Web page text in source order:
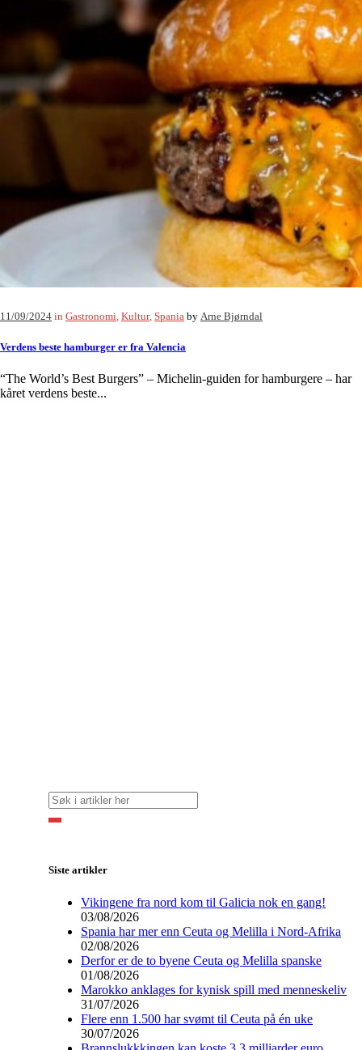
11/09/2024 in Gastronomi, Kultur, Spania by Arne Bjørndal
Verdens beste hamburger er fra Valencia
“The World’s Best Burgers” – Michelin-guiden for hamburgere – har
kåret verdens beste...
Siste artikler
Vikingene fra nord kom til Galicia nok en gang!
03/08/2026
Spania har mer enn Ceuta og Melilla i Nord-Afrika
02/08/2026
Derfor er de to byene Ceuta og Melilla spanske
01/08/2026
Marokko anklages for kynisk spill med menneskeliv
31/07/2026
Flere enn 1.500 har svømt til Ceuta på én uke
30/07/2026